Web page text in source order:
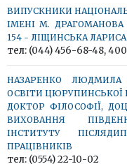
ВИПУСКНИКИ
ІМЕНІ М. ДРАГОМАНОВА
154 - ЛІЩИНСЬКА
тел: (044) 456-68-48,
НАЗАРЕНКО ЛЮДМИЛА
ОСВІТИ ЦЮРУПИНСЬКОЇ
ДОКТОР ФІЛОСОФІЇ,
ВИХОВАННЯ
ІНСТИТУТУ
ПРАЦІВНИКІВ
тел: (0554) 22-10-02